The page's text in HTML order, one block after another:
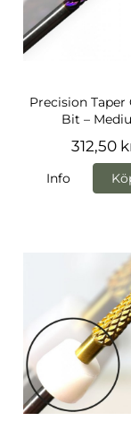
Precision Taper
Bit –
312,50
Info